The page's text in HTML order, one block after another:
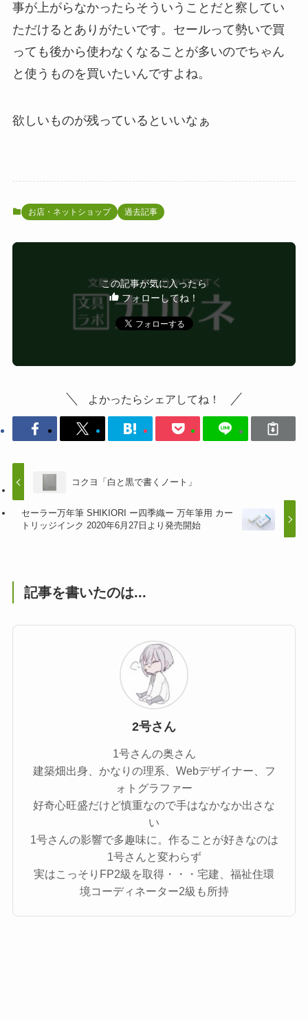
事が上がらなかったらそういうことだと察してい
ただけるとありがたいです。セールって勢いで買
っても後から使わなくなることが多いのでちゃん
と使うものを買いたいんですよね。
欲しいものが残っているといいなぁ
お店・ネットショップ 過去記事
この記事が気に入ったら
フォローしてね！
よかったらシェアしてね！
コクヨ「白と黒で書くノート」
セーラー万年筆 SHIKIORI ー四季織ー 万年筆用 カー
トリッジインク 2020年6月27日より発売開始
記事を書いたのは...
2号さん
1号さんの奥さん
建築畑出身、かなりの理系、Webデザイナー、フ
ォトグラファー
好奇心旺盛だけど慎重なので手はなかなか出さな
い
1号さんの影響で多趣味に。作ることが好きなのは
1号さんと変わらず
実はこっそりFP2級を取得・・・宅建、福祉住環
境コーディネーター2級も所持